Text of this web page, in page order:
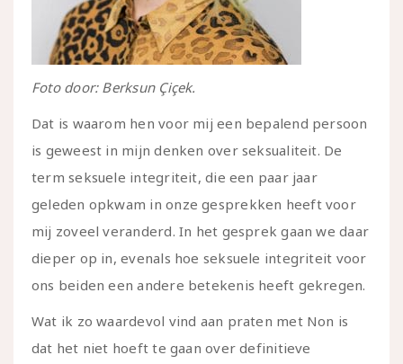
Foto door: Berksun Çiçek.
Dat is waarom hen voor mij een bepalend persoon
is geweest in mijn denken over seksualiteit. De
term seksuele integriteit, die een paar jaar
geleden opkwam in onze gesprekken heeft voor
mij zoveel veranderd. In het gesprek gaan we daar
dieper op in, evenals hoe seksuele integriteit voor
ons beiden een andere betekenis heeft gekregen.
Wat ik zo waardevol vind aan praten met Non is
dat het niet hoeft te gaan over definitieve